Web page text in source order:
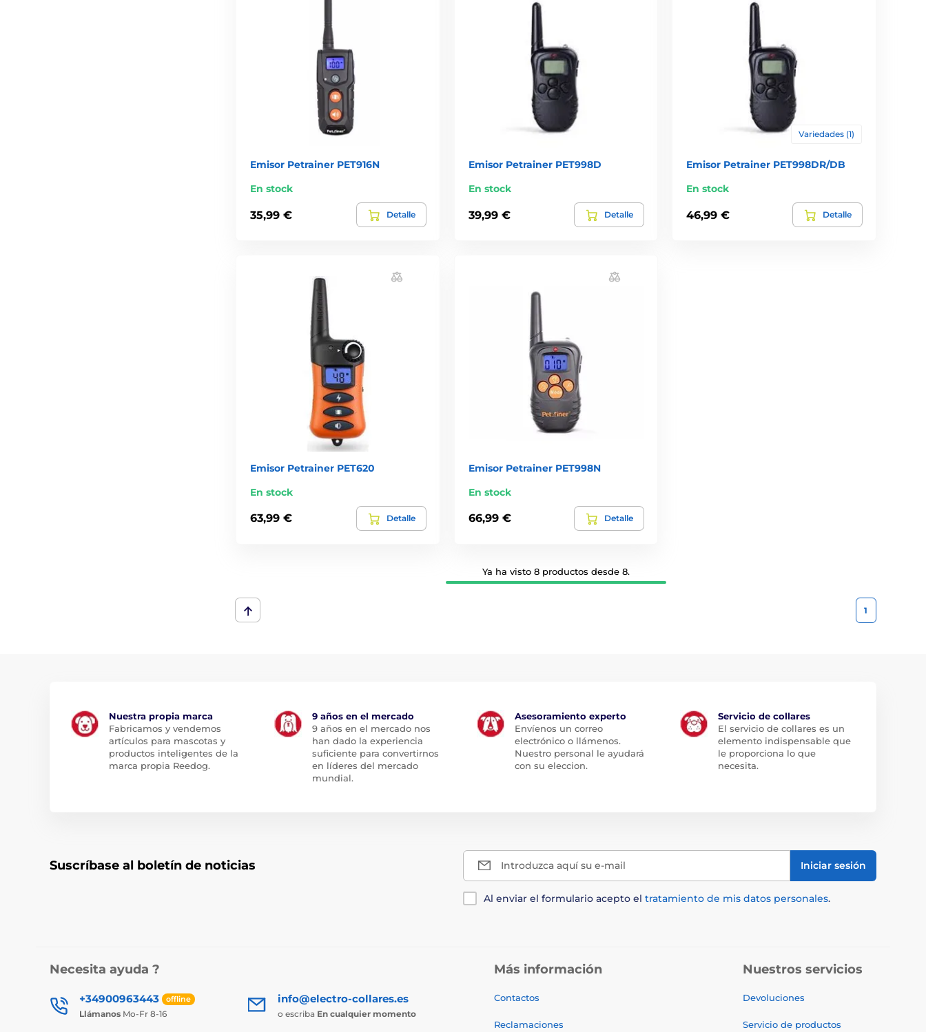
Emisor Petrainer PET916N
En stock
35,99 € Detalle
Emisor Petrainer PET998D
En stock
39,99 € Detalle
Variedades (1)
Emisor Petrainer PET998DR/DB
En stock
46,99 € Detalle
Emisor Petrainer PET620
En stock
63,99 € Detalle
Emisor Petrainer PET998N
En stock
66,99 € Detalle
Ya ha visto 8 productos desde 8.
1
Nuestra propia marca
Fabricamos y vendemos
artículos para mascotas y
productos inteligentes de la
marca propia Reedog.
9 años en el mercado
9 años en el mercado nos
han dado la experiencia
suficiente para convertirnos
en líderes del mercado
mundial.
Asesoramiento experto
Envíenos un correo
electrónico o llámenos.
Nuestro personal le ayudará
con su eleccion.
Servicio de collares
El servicio de collares es un
elemento indispensable que
le proporciona lo que
necesita.
Suscríbase al boletín de noticias Introduzca aquí su e-mail Iniciar sesión
Al enviar el formulario acepto el tratamiento de mis datos personales.
Necesita ayuda ?
+34900963443 offline
Llámanos Mo-Fr 8-16
info@electro-collares.es
o escriba En cualquier momento
Más información
Contactos
Reclamaciones
Nuestros servicios
Devoluciones
Servicio de productos